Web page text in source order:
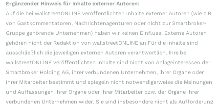
Ergänzender Hinweis für Inhalte externer Autoren:
Auf die bei wallstreetONLINE veröffentlichten Inhalte externer Autoren (wie z.B.
von Gastkommentatoren, Nachrichtenagenturen oder nicht zur Smartbroker-
Gruppe gehörende Unternehmen) haben wir keinen Einfluss. Externe Autoren
gehören nicht der Redaktion von wallstreetONLINE an.Für die Inhalte sind
ausschließlich die jeweiligen externen Autoren verantwortlich. Ihre bei
wallstreetONLINE veröffentlichten Inhalte sind nicht von Anlageinteressen der
Smartbroker Holding AG, ihrer verbundenen Unternehmen, ihrer Organe oder
ihrer Mitarbeiter bestimmt und spiegeln nicht notwendigerweise die Meinungen
und Auffassungen ihrer Organe oder ihrer Mitarbeiter bzw. der Organe ihrer
verbundenen Unternehmen wider. Sie sind insbesondere nicht als Aufforderung